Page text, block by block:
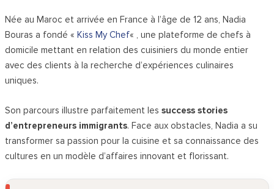
Née au Maroc et arrivée en France à l’âge de 12 ans, Nadia
Bouras a fondé « Kiss My Chef« , une plateforme de chefs à
domicile mettant en relation des cuisiniers du monde entier
avec des clients à la recherche d’expériences culinaires
uniques.
Son parcours illustre parfaitement lessuccess stories
d’entrepreneurs immigrants. Face aux obstacles, Nadia a su
transformer sa passion pour la cuisine et sa connaissance des
cultures en un modèle d’affaires innovant et florissant.